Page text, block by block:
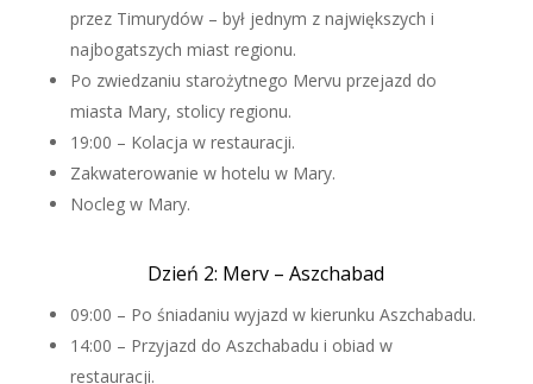
przez Timurydów – był jednym z największych i
najbogatszych miast regionu.
Po zwiedzaniu starożytnego Mervu przejazd do
miasta Mary, stolicy regionu.
19:00 – Kolacja w restauracji.
Zakwaterowanie w hotelu w Mary.
Nocleg w Mary.
Dzień 2: Merv – Aszchabad
09:00 – Po śniadaniu wyjazd w kierunku Aszchabadu.
14:00 – Przyjazd do Aszchabadu i obiad w
restauracji.